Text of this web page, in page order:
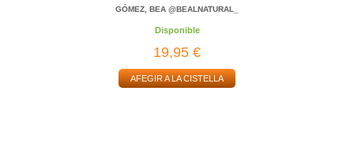
GÓMEZ, BEA @BEALNATURAL_
Disponible
19,95 €
AFEGIR A LA CISTELLA